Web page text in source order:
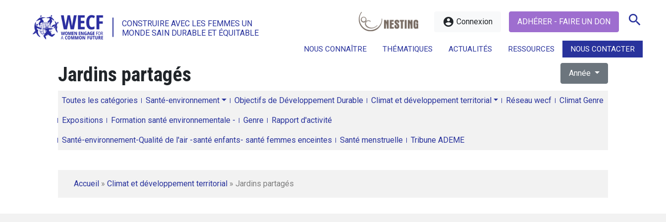
CONSTRUIRE AVEC LES FEMMES UN
MONDE SAIN DURABLE ET ÉQUITABLE
account_circle Connexion ADHÉRER - FAIRE UN DON search
NOUS CONNAÎTRE THÉMATIQUES ACTUALITÉS RESSOURCES NOUS CONTACTER
search
Jardins partagés Année
Toutes les catégories Santé-environnement Objectifs de Développement Durable Climat et développement territorial Réseau wecf Climat Genre
Expositions Formation santé environnementale - Genre Rapport d'activité
Santé-environnement-Qualité de l'air -santé enfants- santé femmes enceintes Santé menstruelle Tribune ADEME
Accueil » Climat et développement territorial » Jardins partagés